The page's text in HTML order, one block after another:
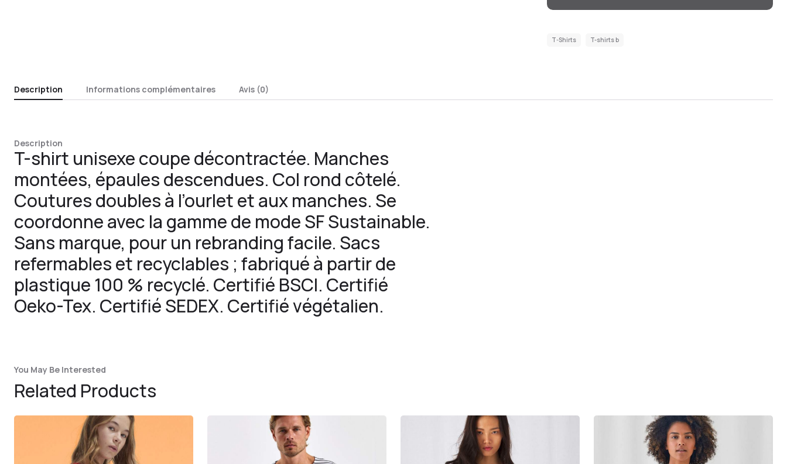
T-Shirts T-shirts b
Description Informations complémentaires Avis (0)
Description
T-shirt unisexe coupe décontractée. Manches
montées, épaules descendues. Col rond côtelé.
Coutures doubles à l’ourlet et aux manches. Se
coordonne avec la gamme de mode SF Sustainable.
Sans marque, pour un rebranding facile. Sacs
refermables et recyclables ; fabriqué à partir de
plastique 100 % recyclé. Certifié BSCI. Certifié
Oeko-Tex. Certifié SEDEX. Certifié végétalien.
You May Be Interested
Related Products